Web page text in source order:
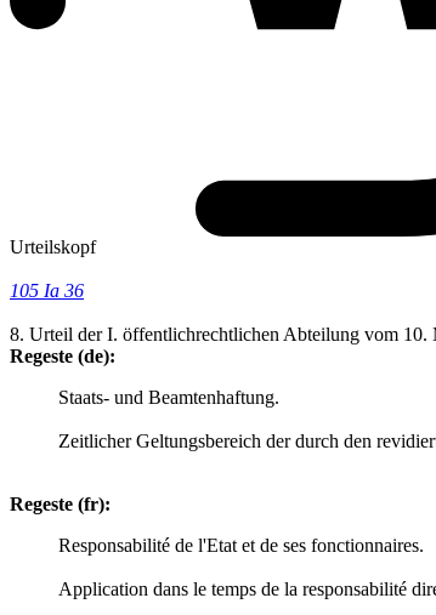
Urteilskopf
105 Ia 36
8. Urteil der I. öffentlichrechtlichen Abteilung vom 10.
Regeste (de):
Staats- und Beamtenhaftung.
Zeitlicher Geltungsbereich der durch den
Regeste (fr):
Responsabilité de l'Etat et de ses fonctionnaires.
Application dans le temps de la responsabilité